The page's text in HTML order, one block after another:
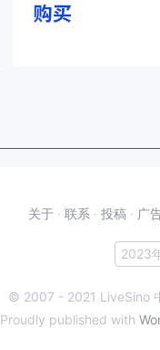
关于 · 联系 · 投稿 · 广
© 2007 - 2021 LiveSino
Proudly published with